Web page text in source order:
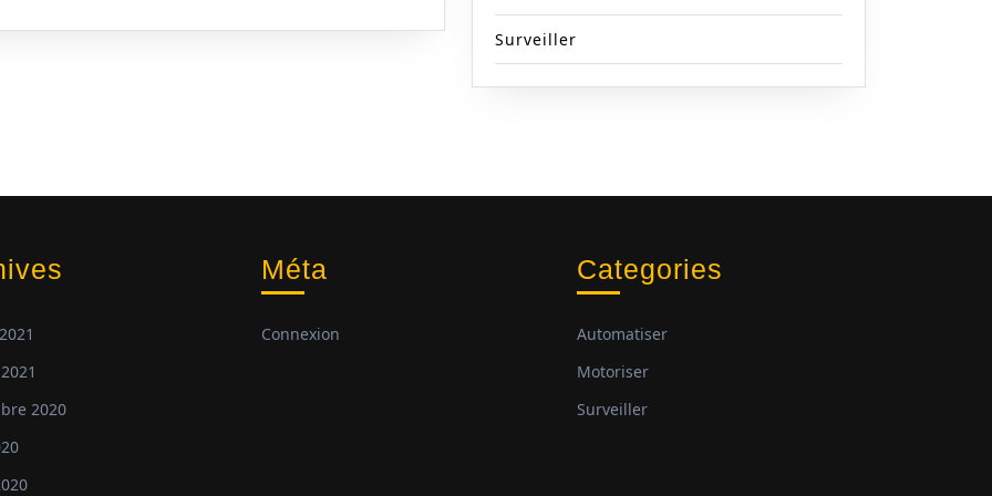
Surveiller
2020
Méta
Connexion
Categories
Automatiser
Motoriser
Surveiller